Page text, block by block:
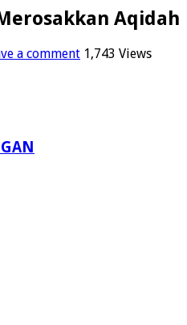
Aqidah
a comment 1,743 Views